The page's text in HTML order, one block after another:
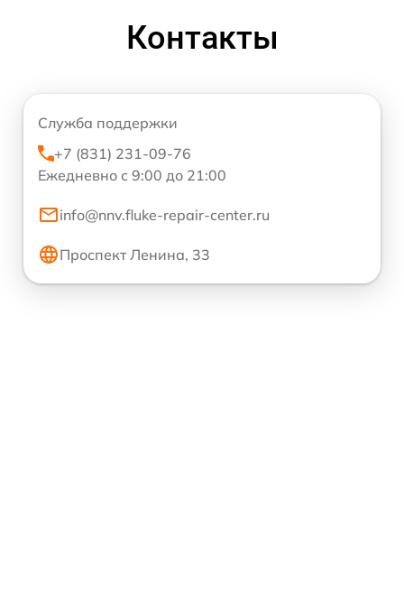
Контакты
Служба поддержки
+7 (831) 231-09-76
Ежедневно с 9:00 до 21:00
info@nnv.fluke-repair-center.ru
Проспект Ленина, 33